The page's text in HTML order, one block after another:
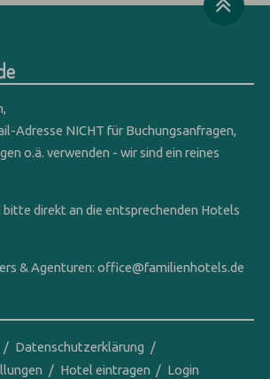
Adresse NICHT für Buchungsanfragen,
o.ä. verwenden - wir sind ein reines
direkt an die entsprechenden Hotels
& Agenturen:office@familienhotels.de
Datenschutzerklärung
Hotel eintragen
Login